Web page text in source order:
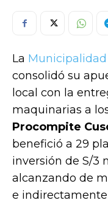
La Municipalidad
consolidó su
local con la
maquinarias a
Procompite
benefició a 29
inversión de S/3
alcanzando de
e